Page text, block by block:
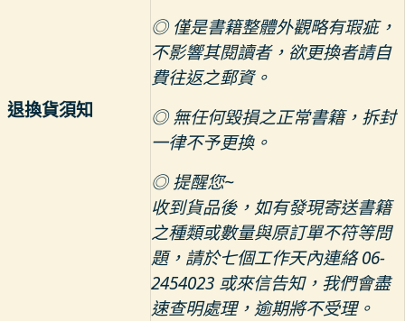
退換貨須知
◎ 僅是書籍整體外觀略有瑕疵，
不影響其閱讀者，欲更換者請自
費往返之郵資。
◎ 無任何毀損之正常書籍，拆封
一律不予更換。
◎ 提醒您~
收到貨品後，如有發現寄送書籍
之種類或數量與原訂單不符等問
題，請於七個工作天內連絡 06-
2454023 或來信告知，我們會盡
速查明處理，逾期將不受理。